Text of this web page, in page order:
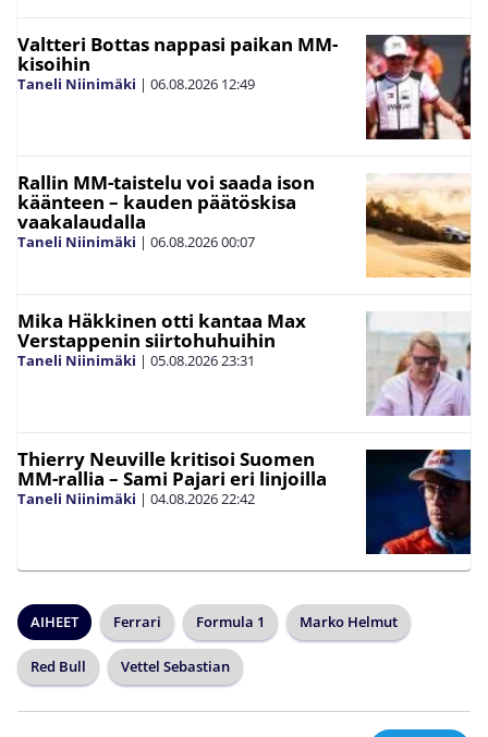
Valtteri Bottas nappasi paikan MM-
kisoihin
Taneli Niinimäki | 06.08.2026 12:49
Rallin MM-taistelu voi saada ison
käänteen – kauden päätöskisa
vaakalaudalla
Taneli Niinimäki | 06.08.202600:07
Mika Häkkinen otti kantaa Max
Verstappenin siirtohuhuihin
Taneli Niinimäki | 05.08.202623:31
Thierry Neuville kritisoi Suomen
MM-rallia – Sami Pajari eri linjoilla
Taneli Niinimäki | 04.08.202622:42
AIHEET Ferrari Formula 1 Marko Helmut
Red Bull Vettel Sebastian